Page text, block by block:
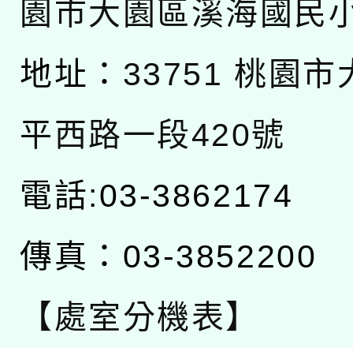
園市大園區溪海國民
地址： 33751 桃園市
平西路一段420號
電話:03-3862174
傳真：03-3852200
【處室分機表】